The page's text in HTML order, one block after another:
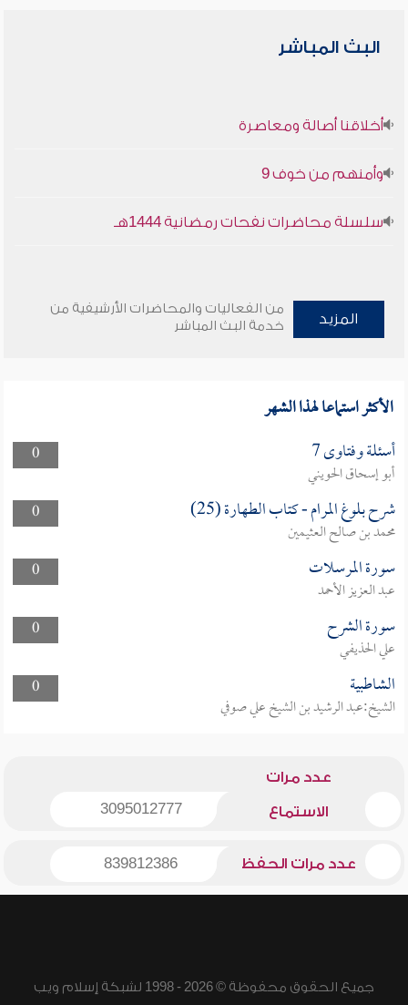
البث المباشر
أخلاقنا أصالة ومعاصرة
وأمنهم من خوف 9
سلسلة محاضرات نفحات رمضانية 1444هـ
المزيد
من الفعاليات والمحاضرات الأرشيفية من
خدمة البث المباشر
الأكثر استماعا لهذا الشهر
0 أسئلة وفتاوى 7
أبو إسحاق الحويني
0
شرح بلوغ المرام - كتاب الطهارة (25)
محمد بن صالح العثيمين
0
سورة المرسلات
عبد العزيز الأحمد
0
سورة الشرح
علي الحذيفي
0
الشاطبية
الشيخ:عبد الرشيد بن الشيخ علي صوفي
عدد مرات
الاستماع 3095012777
عدد مرات الحفظ 839812386
جميع الحقوق محفوظة © 2026 - 1998 لشبكة إسلام ويب